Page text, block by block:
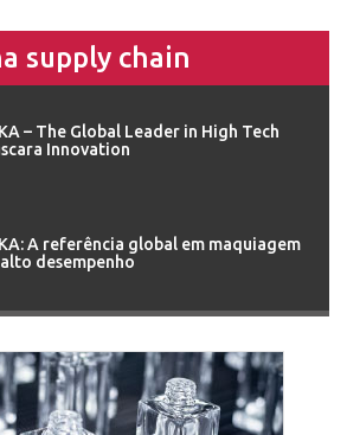
supply chain
– The Global Leader in High Tech
Innovation
A referência global em maquiagem
desempenho